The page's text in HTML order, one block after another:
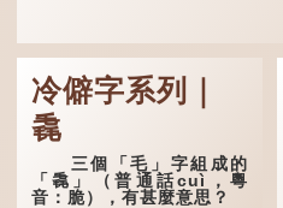
冷僻字系列｜
毳
三個「毛」字組成的
「毳」（普通話cuì，粵
音：脆），有甚麼意思？